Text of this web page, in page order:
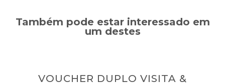
Também pode estar interessado em
um destes
VOUCHER DUPLO VISITA &